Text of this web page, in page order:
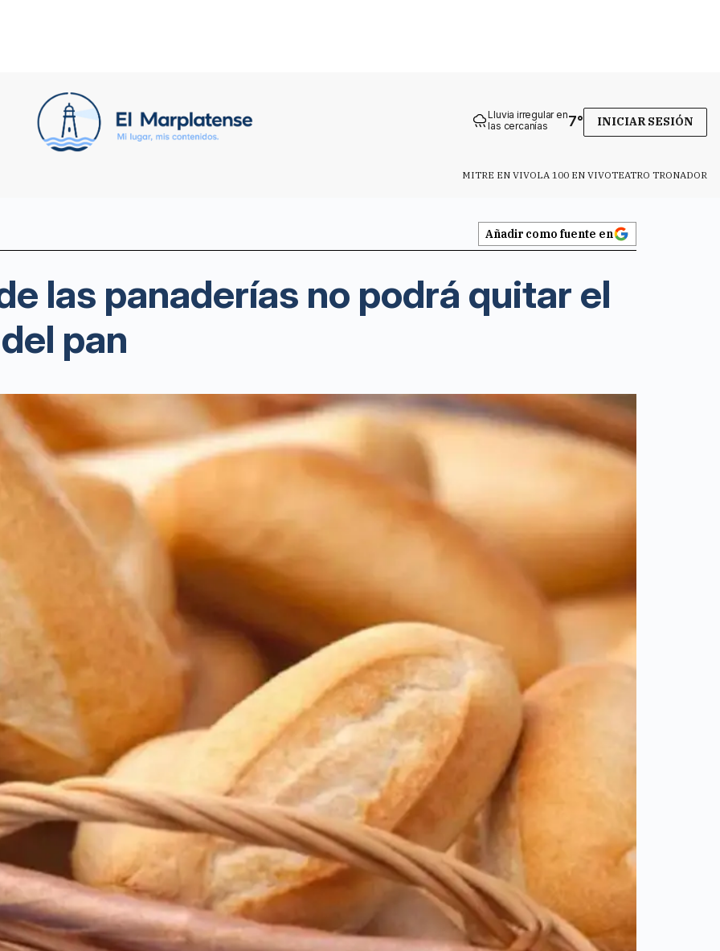
Lluvia irregular en
las cercanías
7° INICIAR SESIÓN
MITRE EN VIVOLA 100 EN VIVOTEATRO TRONADOR
Añadir como fuente en
las panaderías no podrá quitar el
pan